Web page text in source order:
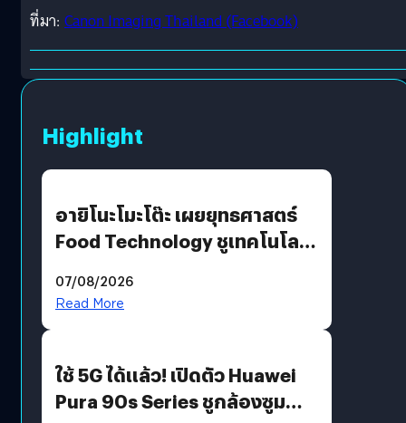
ที่มา: Canon Imaging Thailand (Facebook)
Highlight
อายิโนะโมะโต๊ะ เผยยุทธศาสตร์
Food Technology ชูเทคโนโลยี
บริโภคและ B2B
07/08/2026
Read More
ใช้ 5G ได้แล้ว! เปิดตัว Huawei
Pura 90s Series ชูกล้องซูม